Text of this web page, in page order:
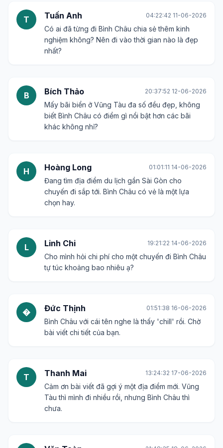
T Tuấn Anh 04:22:42 11-06-2026
Có ai đã từng đi Bình Châu chia sẻ thêm kinh
nghiệm không? Nên đi vào thời gian nào là đẹp
nhất?
B Bích Thảo 20:37:52 12-06-2026
Mấy bãi biển ở Vũng Tàu đa số đều đẹp, không
biết Bình Châu có điểm gì nổi bật hơn các bãi
khác không nhỉ?
H Hoàng Long 01:01:11 14-06-2026
Đang tìm địa điểm du lịch gần Sài Gòn cho
chuyến đi sắp tới. Bình Châu có vẻ là một lựa
chọn hay.
L Linh Chi 19:21:22 14-06-2026
Cho mình hỏi chi phí cho một chuyến đi Bình Châu
tự túc khoảng bao nhiêu ạ?
� Đức Thịnh 01:51:38 16-06-2026
Bình Châu với cái tên nghe là thấy 'chill' rồi. Chờ
bài viết chi tiết của bạn.
T Thanh Mai 13:24:32 17-06-2026
Cảm ơn bài viết đã gợi ý một địa điểm mới. Vũng
Tàu thì mình đi nhiều rồi, nhưng Bình Châu thì
chưa.